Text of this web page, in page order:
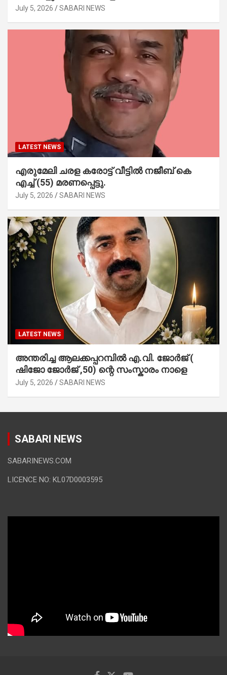
July 5, 2026 SABARI NEWS
LATEST NEWS
എരുമേലി ചരള കരോട്ട് വീട്ടിൽ നജീബ് കെ
എച്ച് (55) മരണപ്പെട്ടു.
July 5, 2026 SABARI NEWS
LATEST NEWS
അന്തരിച്ച ആ​ല​ക്ക​പ്പ​റമ്പിൽ​ എ.​വി. ജോ​ർ​ജ് (
ഷിജോ ജോർജ് ,50) ന്റെ സംസ്കാരം നാളെ
July 5, 2026 SABARI NEWS
SABARI NEWS
SABARINEWS.COM
LICENCE NO: KL07D0003595